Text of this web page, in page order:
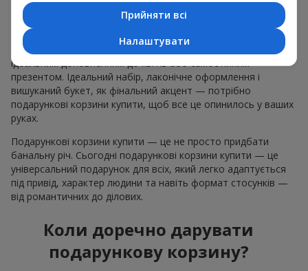
обмаль, у нас є для вас чудове перевірене рішення: ви
можете набір подарункові корзини купити. Подарункова
корзина з вишуканими смаколиками до свята, фруктами,
смачним чаєм чи, навіть, алкогольними напоями стає
ідеальним доповненням до квітів або самостійним
презентом. Ідеальний набір, лаконічне оформлення і
вишуканий букет, як фінальний акцент — потрібно
подарункові корзини купити, щоб все це опинилось у ваших
руках.
Подарункові корзини купити — це не просто придбати
банальну річ. Сьогодні подарункові корзини купити — це
універсальний подарунок для всіх, який легко адаптується
під привід, характер людини та навіть формат стосунків —
від романтичних до ділових.
Коли доречно дарувати
подарункову корзину?
Прийняти всі
Налаштувати